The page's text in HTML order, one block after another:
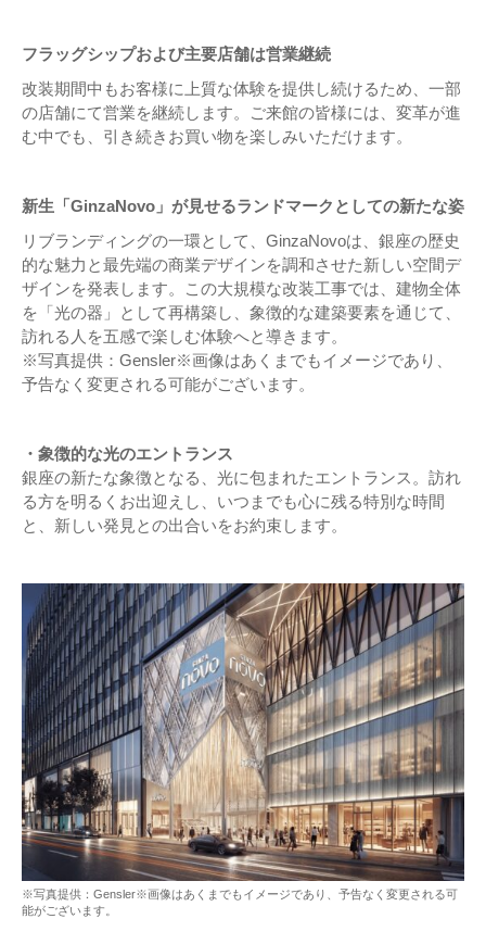
フラッグシップおよび主要店舗は営業継続
改装期間中もお客様に上質な体験を提供し続けるため、一部
の店舗にて営業を継続します。ご来館の皆様には、変革が進
む中でも、引き続きお買い物を楽しみいただけます。
新生「GinzaNovo」が見せるランドマークとしての新たな姿
リブランディングの一環として、GinzaNovoは、銀座の歴史
的な魅力と最先端の商業デザインを調和させた新しい空間デ
ザインを発表します。この大規模な改装工事では、建物全体
を「光の器」として再構築し、象徴的な建築要素を通じて、
訪れる人を五感で楽しむ体験へと導きます。
※写真提供：Gensler※画像はあくまでもイメージであり、
予告なく変更される可能がございます。
・象徴的な光のエントランス
銀座の新たな象徴となる、光に包まれたエントランス。訪れ
る方を明るくお出迎えし、いつまでも心に残る特別な時間
と、新しい発見との出合いをお約束します。
※写真提供：Gensler※画像はあくまでもイメージであり、予告なく変更される可
能がございます。